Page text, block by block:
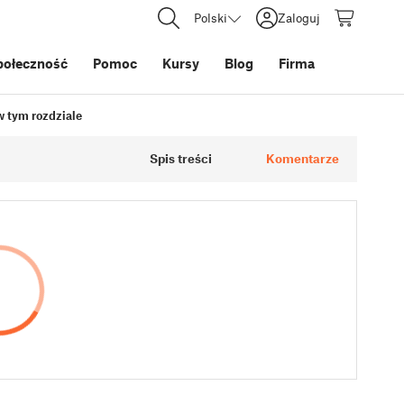
Polski Zaloguj
Pomoc Kursy Blog Firma
tym rozdziale
Spis treści Komentarze